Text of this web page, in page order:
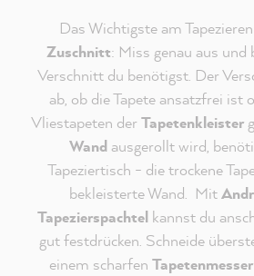
Das Wichtigste am
Zuschnitt: Miss genau aus und
Verschnitt du benötigst. Der
ab, ob die Tapete ansatzfrei ist
Vliestapeten der Tapetenkleister
Wand ausgerollt wird,
Tapeziertisch - die trockene
bekleisterte Wand. Mit
Tapezierspachtelkannst du
gut festdrücken. Schneide
einem scharfen Tapetenmesser